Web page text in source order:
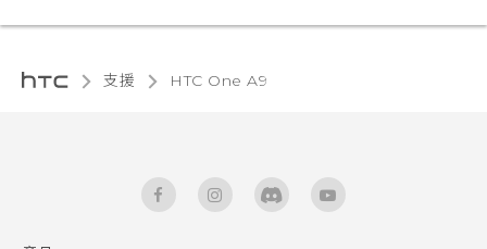
支援 HTC One A9‎